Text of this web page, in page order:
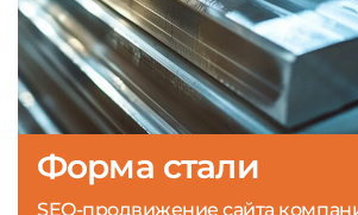
Форма стали
SEO-продвижение сайта